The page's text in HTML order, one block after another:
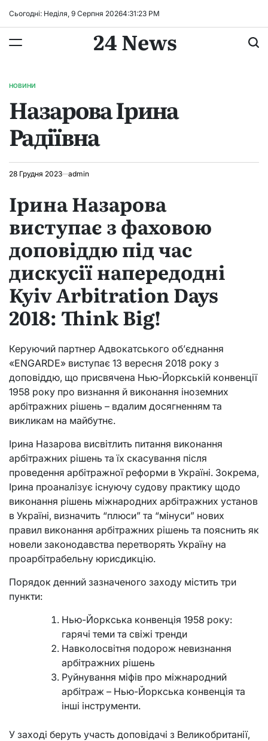
Сьогодні: Неділя, 9 Серпня 20264:31:24 PM
24 News
ОПУБЛІКУВАТИ
НОВИНИ
Назарова Ірина
Радіївна
28 Грудня 2023 admin
Ірина Назарова
виступає з фаховою
доповіддю під час
дискусії напередодні
Kyiv Arbitration Days
2018: Think Big!
Керуючий партнер Адвокатського об’єднання
«ENGARDE» виступає 13 вересня 2018 року з
доповіддю, що присвячена Нью-Йоркській конвенції
1958 року про визнання й виконання іноземних
арбітражних рішень – вдалим досягненням та
викликам на майбутнє.
Ірина Назарова висвітлить питання виконання
арбітражних рішень та їх скасування після
проведення арбітражної реформи в Україні. Зокрема,
Ірина проаналізує існуючу судову практику щодо
виконання рішень міжнародних арбітражних установ
в Україні, визначить “плюси” та “мінуси” нових
правил виконання арбітражних рішень та пояснить як
новели законодавства перетворять Україну на
проарбітрабельну юрисдикцію.
Порядок денний зазначеного заходу містить три
пункти:
Нью-Йоркська конвенція 1958 року:
гарячі теми та свіжі тренди
Навколосвітня подорож невизнання
арбітражних рішень
Руйнування міфів про міжнародний
арбітраж – Нью-Йоркська конвенція та
інші інструменти.
У заході беруть участь доповідачі з Великобританії,